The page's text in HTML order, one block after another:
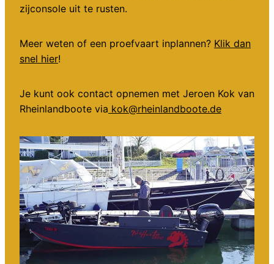
zijconsole uit te rusten.
Meer weten of een proefvaart inplannen? Klik dan
snel hier!
Je kunt ook contact opnemen met Jeroen Kok van
Rheinlandboote via kok@rheinlandboote.de